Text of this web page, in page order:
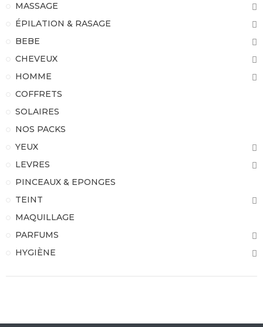
MASSAGE
ÉPILATION & RASAGE
BEBE
CHEVEUX
HOMME
COFFRETS
SOLAIRES
NOS PACKS
YEUX
LEVRES
PINCEAUX & EPONGES
TEINT
MAQUILLAGE
PARFUMS
HYGIÈNE